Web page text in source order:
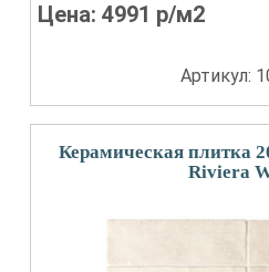
Цена:4991 р/м2
Артикул:
Керамическая плитка
Riviera